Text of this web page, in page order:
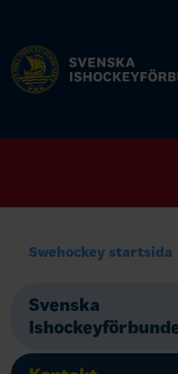
Swehockey startsida
Svenska